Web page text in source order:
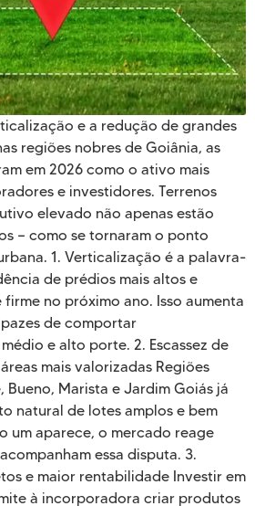
e a redução de grandes
regiões nobres de Goiânia, as
em 2026 como o ativo mais
e investidores. Terrenos
elevado não apenas estão
— como se tornaram o ponto
1. Verticalização é a palavra-
de prédios mais altos e
no próximo ano. Isso aumenta
de comportar
e alto porte. 2. Escassez de
mais valorizadas Regiões
Bueno, Marista e Jardim Goiás já
natural de lotes amplos e bem
um aparece, o mercado reage
essa disputa. 3.
e maior rentabilidade Investir em
à incorporadora criar produtos